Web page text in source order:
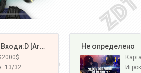
️ Здесь Задроты!Не Входи:D [Army#1]
13/32
️ Не определено